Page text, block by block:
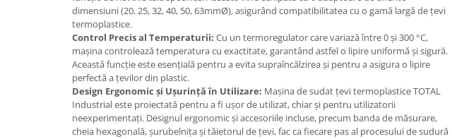
dimensiuni (20, 25, 32, 40, 50, 63mmØ), asigurând compatibilitatea cu o gamă largă de țevi
termoplastice.
Control Precis al Temperaturii: Cu un termoregulator care variază între 0 și 300 °C,
mașina controlează temperatura cu exactitate, garantând astfel o lipire uniformă și sigură.
Această funcție este esențială pentru a evita supraîncălzirea și pentru a asigura o lipire
perfectă a țevilor din plastic.
Design Ergonomic și Ușurință în Utilizare: Mașina de sudat țevi termoplastice TOTAL
Industrial este proiectată pentru a fi ușor de utilizat, chiar și pentru utilizatorii
neexperimentați. Designul ergonomic și accesoriile incluse, precum banda de măsurare,
cheia hexagonală, șurubelnița și tăietorul de țevi, fac ca fiecare pas al procesului de sudură